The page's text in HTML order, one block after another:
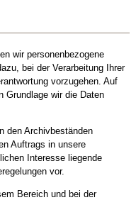
wir personenbezogene
bei der Verarbeitung Ihrer
vorzugehen. Auf
Grundlage wir die Daten
den Archivbeständen
Auftrags in unsere
Interesse liegende
vor.
Bereich und bei der